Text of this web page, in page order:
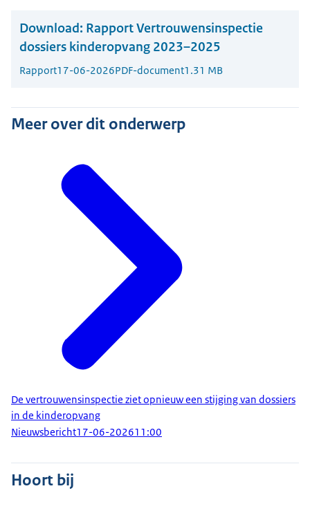
Download: Rapport Vertrouwensinspectie
dossiers kinderopvang 2023–2025
Rapport17-06-2026PDF-document1.31 MB
Meer over dit onderwerp
De vertrouwensinspectie ziet opnieuw een stijging van dossiers
in de kinderopvang
Nieuwsbericht17-06-202611:00
Hoort bij